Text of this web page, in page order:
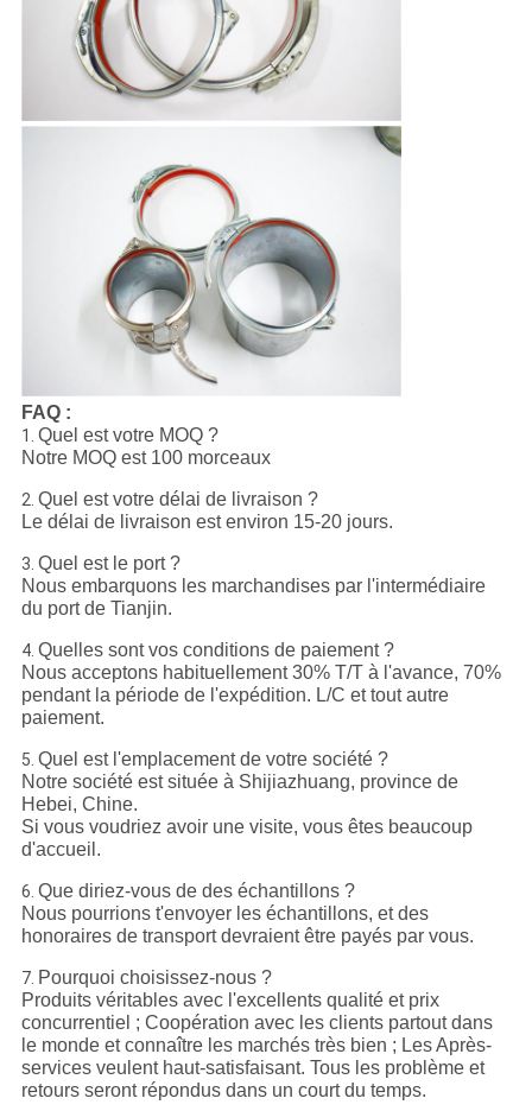
FAQ :
1. Quel est votre MOQ ?
Notre MOQ est 100 morceaux
2. Quel est votre délai de livraison ?
Le délai de livraison est environ 15-20 jours.
3. Quel est le port ?
Nous embarquons les marchandises par l'intermédiaire
du port de Tianjin.
4. Quelles sont vos conditions de paiement ?
Nous acceptons habituellement 30% T/T à l'avance, 70%
pendant la période de l'expédition. L/C et tout autre
paiement.
5. Quel est l'emplacement de votre société ?
Notre société est située à Shijiazhuang, province de
Hebei, Chine.
Si vous voudriez avoir une visite, vous êtes beaucoup
d'accueil.
6. Que diriez-vous de des échantillons ?
Nous pourrions t'envoyer les échantillons, et des
honoraires de transport devraient être payés par vous.
7. Pourquoi choisissez-nous ?
Produits véritables avec l'excellents qualité et prix
concurrentiel ; Coopération avec les clients partout dans
le monde et connaître les marchés très bien ; Les Après-
services veulent haut-satisfaisant. Tous les problème et
retours seront répondus dans un court du temps.